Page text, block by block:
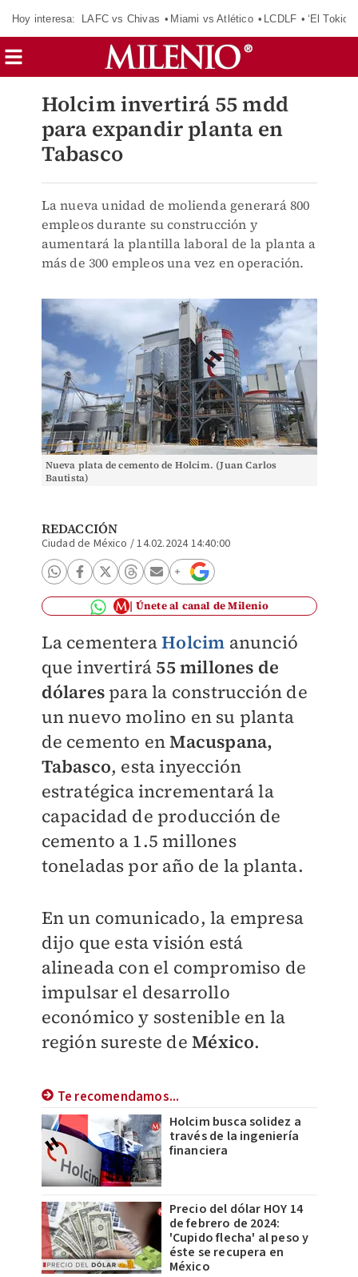
Hoy interesa: LAFC vs Chivas Miami vs Atlético LCDLF ‘El Tokio’
Holcim invertirá 55 mdd
para expandir planta en
Tabasco
La nueva unidad de molienda generará 800
empleos durante su construcción y
aumentará la plantilla laboral de la planta a
más de 300 empleos una vez en operación.
Nueva plata de cemento de Holcim. (Juan Carlos
Bautista)
REDACCIÓN
Ciudad de México /14.02.2024 14:40:00
Únete al canal de Milenio
La cementeraHolcim anunció
que invertirá 55 millones de
dólarespara la construcción de
un nuevo molino en su planta
de cemento enMacuspana,
Tabasco, esta inyección
estratégica incrementará la
capacidad de producción de
cemento a 1.5 millones
toneladas por año de la planta.
En un comunicado, la empresa
dijo que esta visión está
alineada con el compromiso de
impulsar el desarrollo
económico y sostenible en la
región sureste deMéxico.
Te recomendamos...
Holcim busca solidez a
través de la ingeniería
financiera
Precio del dólar HOY 14
de febrero de 2024:
'Cupido flecha' al peso y
éste se recupera en
México